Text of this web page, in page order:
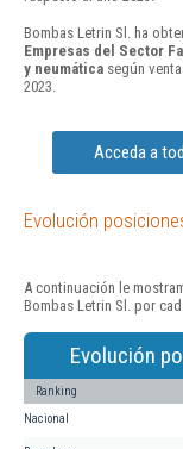
Bombas Letrin Sl. ha
Empresas del Sector
y neumática según
2023.
Acceda a
Evolución
A continuación le
Bombas Letrin Sl. por
Evolución
Ranking
Nacional